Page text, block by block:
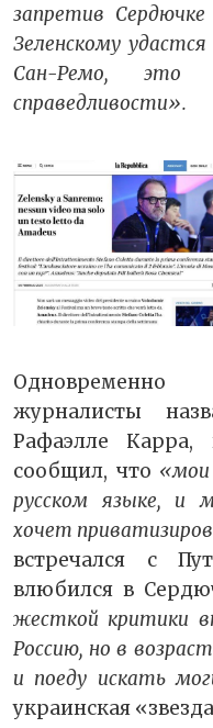
запретив
Зеленскому
Сан-Ремо, это
справедливости».
журналисты
Рафаэлле Карра,
сообщил, что
русском языке, и
хочет
встречался с
влюбился в
жесткой критики
Россию, но в
и поеду искать
украинская